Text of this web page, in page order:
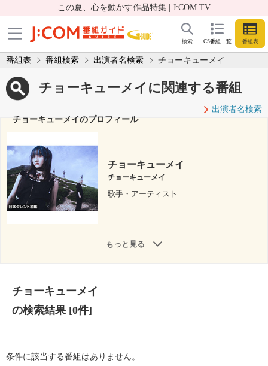
この夏、心を動かす作品特集 | J:COM TV
CS番組一覧 番組表
検索
番組表 番組検索 出演者名検索 チョーキューメイ
チョーキューメイに関連する番組
出演者名検索
チョーキューメイのプロフィール
チョーキューメイ
チョーキューメイ
歌手・アーティスト
もっと見る
チョーキューメイ
の検索結果[0件]
条件に該当する番組はありません。